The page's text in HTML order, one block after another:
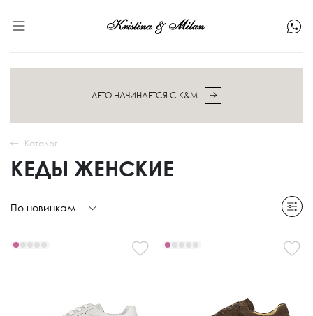
ЛЕТО НАЧИНАЕТСЯ С K&M
Каталог
КЕДЫ ЖЕНСКИЕ
По новинкам